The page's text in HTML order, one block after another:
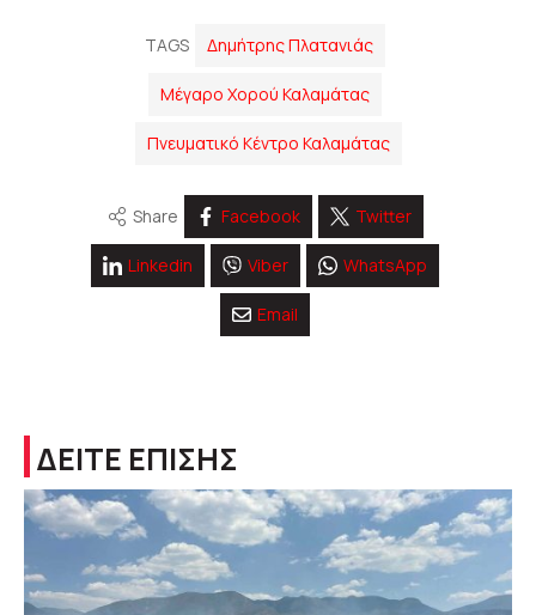
TAGS Δημήτρης Πλατανιάς
Μέγαρο Χορού Καλαμάτας
Πνευματικό Κέντρο Καλαμάτας
Share Facebook Twitter
Linkedin Viber WhatsApp
Email
ΔΕΙΤΕ ΕΠΙΣΗΣ